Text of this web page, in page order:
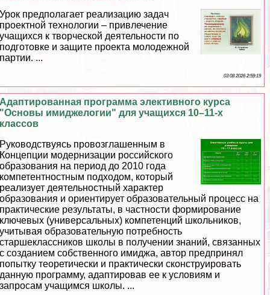
Урок предполагает реализацию задач
проектной технологии – привлечение
учащихся к творческой деятельности по
подготовке и защите проекта молодежной
партии. ...
03 08 2026 2:59:19
Адаптированная программа элективного курса
"Основы имиджелогии" для учащихся 10–11-х
классов
Руководствуясь провозглашенным в
Концепции модернизации российского
образования на период до 2010 года
компетентностным подходом, который
реализует деятельностный хаpaктер
образования и ориентирует образовательный процесс на
пpaктические результаты, в частности формирование
ключевых (универсальных) компетенций школьников,
учитывая образовательную потребность
старшеклассников школы в получении знаний, связанных
с созданием собственного имиджа, автор предпринял
попытку теоретически и пpaктически сконструировать
данную программу, адаптировав ее к условиям и
запросам учащимся школы. ...